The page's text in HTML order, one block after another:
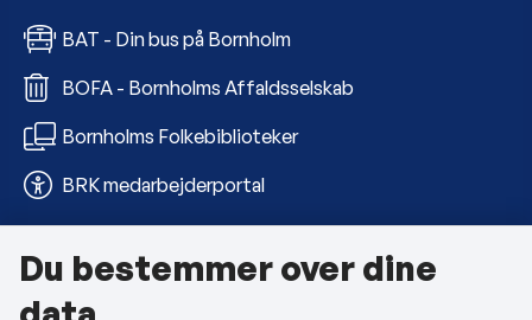
BAT - Din bus på Bornholm
BOFA - Bornholms Affaldsselskab
Bornholms Folkebiblioteker
BRK medarbejderportal
Om kommunen
Du bestemmer over dine